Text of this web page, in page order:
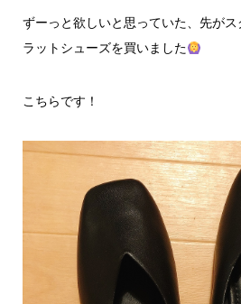
ずーっと欲しいと思っていた、先が
ラットシューズを買いました
こちらです！